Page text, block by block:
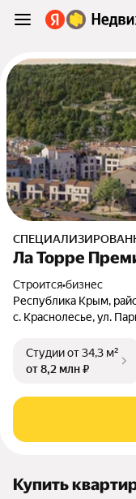
Ла Торре
Строится•бизнес
Республика Крым,
с. Краснолесье,ул.
Студииот 34,3 м²
от 8,2 млн ₽
Купить